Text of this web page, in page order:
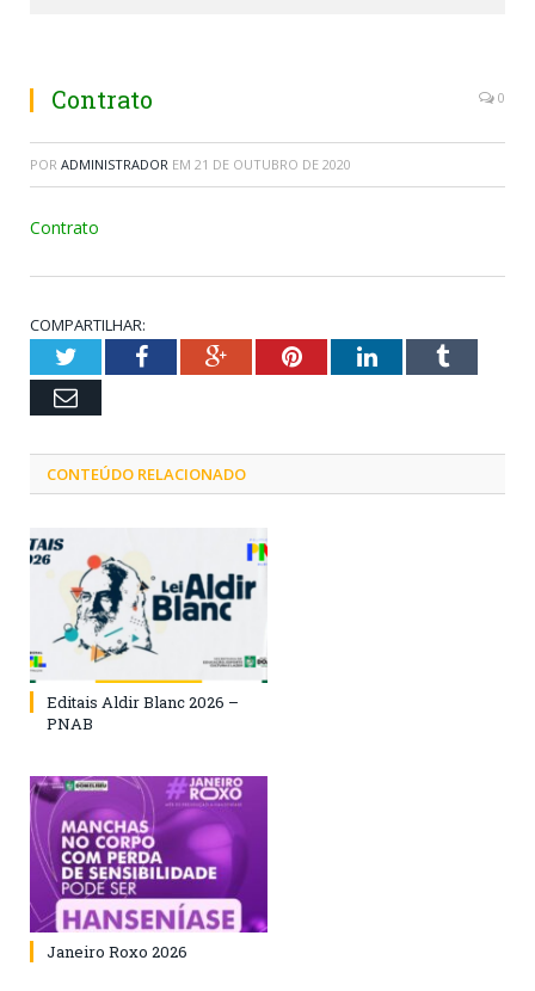
Contrato 0
POR ADMINISTRADOR EM 21 DE OUTUBRO DE 2020
Contrato
COMPARTILHAR:
TwitterFacebookGoogle+PinterestLinkedInTumblr
Email
CONTEÚDO RELACIONADO
Editais Aldir Blanc 2026 –
PNAB
Janeiro Roxo 2026